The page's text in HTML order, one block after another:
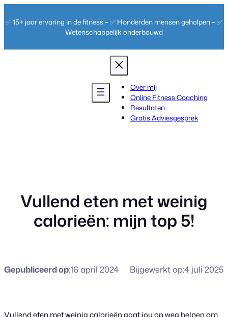
naar
✅ 15+ jaar ervaring in de fitness – ✅ Honderden mensen geholpen – ✅
Wetenschappelijk onderbouwd
Over mij
Online Fitness Coaching
Resultaten
Gratis Adviesgesprek
Vullend eten met weinig
calorieën: mijn top 5!
Gepubliceerd op:16 april 2024 Bijgewerkt op:4 juli 2025
Vullend eten met weinig calorieën gaat jou op weg helpen om